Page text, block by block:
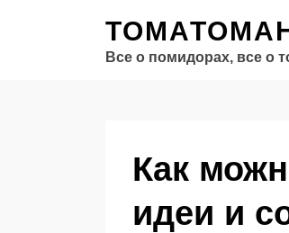
Все о помидорах, все о
Как
идеи и